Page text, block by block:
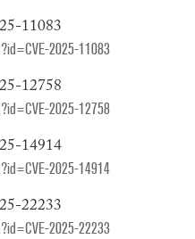
11083
2025-11083
12758
2025-12758
14914
2025-14914
22233
2025-22233